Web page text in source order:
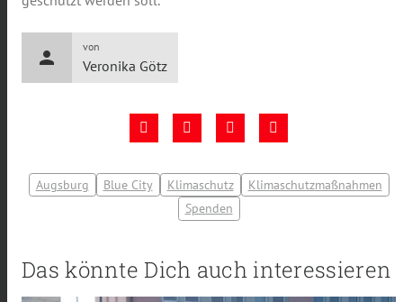
person
von
Veronika Götz
Augsburg Blue City Klimaschutz
Klimaschutzmaßnahmen
Spenden
Das könnte Dich auch interessieren